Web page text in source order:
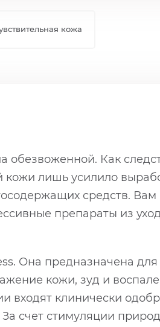
кожа
обезвоженной. Как
кожи лишь усилило
средств.
препараты из
Она предназначена для
кожи, зуд и
входят клинически
счет стимуляции